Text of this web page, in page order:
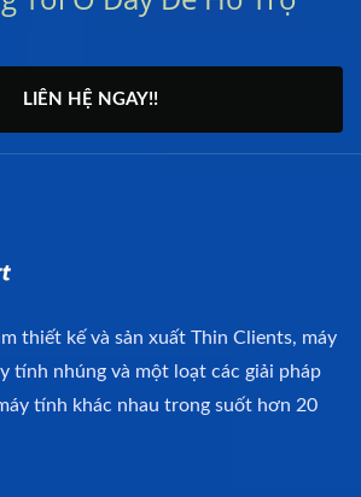
LIÊN HỆ NGAY!!
thiết kế và sản xuất Thin Clients, máy
tính nhúng và một loạt các giải pháp
tính khác nhau trong suốt hơn 20